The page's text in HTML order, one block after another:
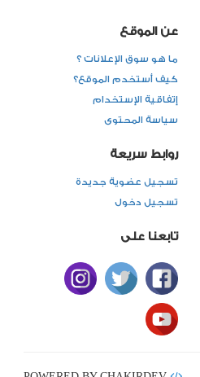
عن الموقع
ما هو سوق الإعلانات ؟
كيف أستخدم الموقع؟
إتفاقية الإستخدام
سياسة المحتوى
روابط سريعة
تسجيل عضوية جديدة
تسجيل دخول
تابعنا على